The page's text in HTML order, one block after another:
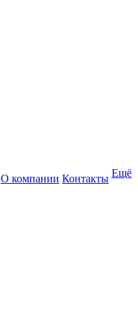
О компании Контакты Ещё